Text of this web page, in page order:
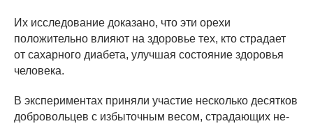
Их исследование доказано, что эти орехи
положительно влияют на здоровье тех, кто страдает
от сахарного диабета, улучшая состояние здоровья
человека.
В экспериментах приняли участие несколько десятков
добровольцев с избыточным весом, страдающих не-